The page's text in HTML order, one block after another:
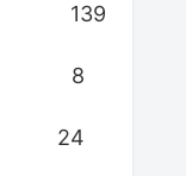
139
8
24